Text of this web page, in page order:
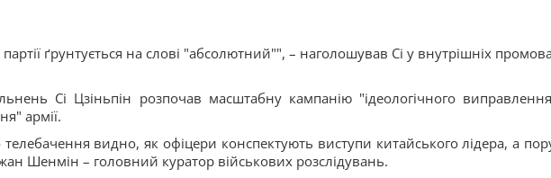
ґрунтується на слові "абсолютний"", – наголошував Сі у внутрішніх
Сі Цзіньпін розпочав масштабну кампанію "ідеологічного
армії.
видно, як офіцери конспектують виступи китайського лідера, а
Шенмін – головний куратор військових розслідувань.